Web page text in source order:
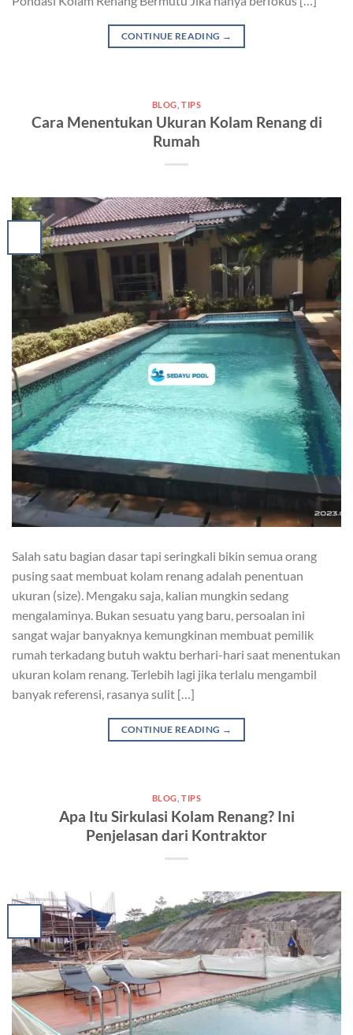
CONTINUE READING →
BLOG ,TIPS
Cara Menentukan Ukuran Kolam Renang di
Rumah
Salah satu bagian dasar tapi seringkali bikin semua orang
pusing saat membuat kolam renang adalah penentuan
ukuran (size). Mengaku saja, kalian mungkin sedang
mengalaminya. Bukan sesuatu yang baru, persoalan ini
sangat wajar banyaknya kemungkinan membuat pemilik
rumah terkadang butuh waktu berhari-hari saat menentukan
ukuran kolam renang. Terlebih lagi jika terlalu mengambil
banyak referensi, rasanya sulit […]
CONTINUE READING →
BLOG ,TIPS
Apa Itu Sirkulasi Kolam Renang? Ini
Penjelasan dari Kontraktor